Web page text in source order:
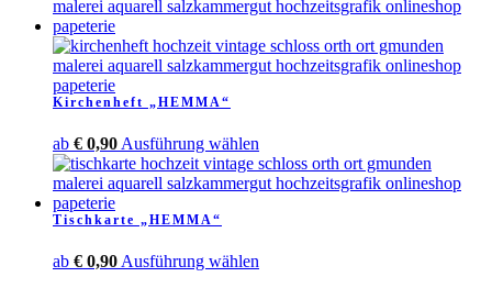
können
der
Produktseite
Kirchenheft „HEMMA“
ab € 0,90 Ausführung wählen
Produkt
weist
Tischkarte „HEMMA“
ab € 0,90 Ausführung wählen